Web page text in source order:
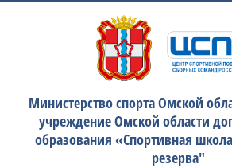
Министерство спорта Омской
учреждение Омской области
образования «Спортивная
резерва"